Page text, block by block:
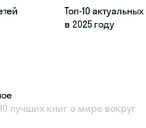
Топ-10
в 2025 году
лучших книг о мире вокруг